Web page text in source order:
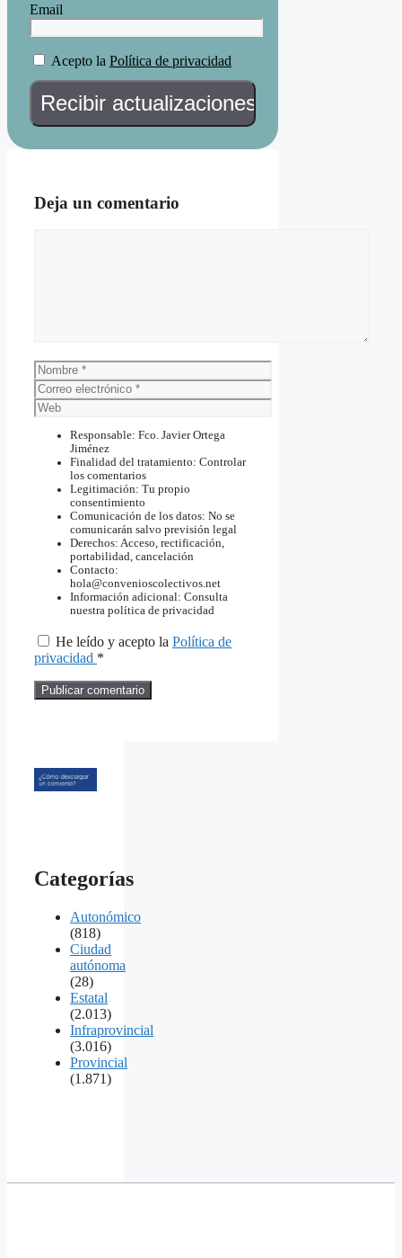
Email
Acepto la Política de privacidad
Deja un comentario
Nombre
Correo
electrónico
Web
Responsable: Fco. Javier Ortega
Jiménez
Finalidad del tratamiento: Controlar
los comentarios
Legitimación: Tu propio
consentimiento
Comunicación de los datos: No se
comunicarán salvo previsión legal
Derechos: Acceso, rectificación,
portabilidad, cancelación
Contacto:
hola@convenioscolectivos.net
Información adicional: Consulta
nuestra política de privacidad
He leído y acepto la Política de
privacidad *
Categorías
Autonómico
(818)
Ciudad
autónoma
(28)
Estatal
(2.013)
Infraprovincial
(3.016)
Provincial
(1.871)